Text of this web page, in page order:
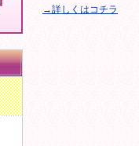
→詳しくはコチラ